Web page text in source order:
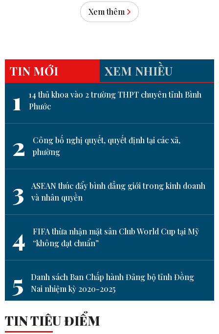
Xem thêm
TIN MỚI XEM NHIỀU
1
14 thủ khoa vào 2 trường THPT chuyên tỉnh Bình
Phước
2
Công bố nghị quyết, quyết định tại các xã,
phường
3
ASEAN thúc đẩy bình đẳng giới trong kinh doanh
và nhân quyền
4
FIFA thừa nhận mặt sân Club World Cup tại Mỹ
“không đạt chuẩn”
5
Danh sách Ban Chấp hành Đảng bộ tỉnh Đồng
Nai nhiệm kỳ 2020-2025
TIN TIÊU ĐIỂM